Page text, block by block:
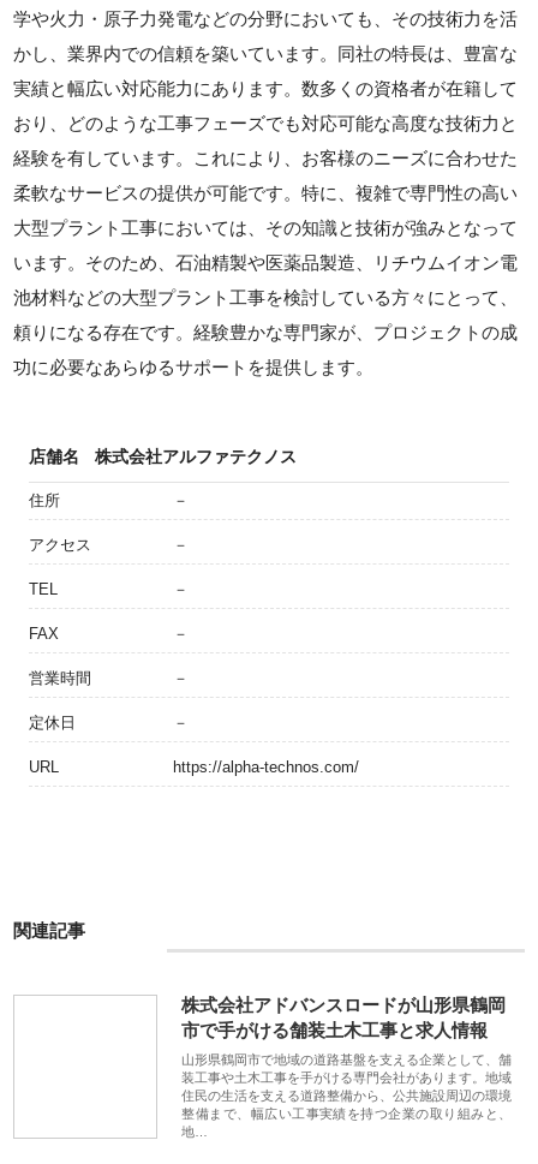
学や火力・原子力発電などの分野においても、その技術力を活
かし、業界内での信頼を築いています。同社の特長は、豊富な
実績と幅広い対応能力にあります。数多くの資格者が在籍して
おり、どのような工事フェーズでも対応可能な高度な技術力と
経験を有しています。これにより、お客様のニーズに合わせた
柔軟なサービスの提供が可能です。特に、複雑で専門性の高い
大型プラント工事においては、その知識と技術が強みとなって
います。そのため、石油精製や医薬品製造、リチウムイオン電
池材料などの大型プラント工事を検討している方々にとって、
頼りになる存在です。経験豊かな専門家が、プロジェクトの成
功に必要なあらゆるサポートを提供します。
店舗名 株式会社アルファテクノス
住所 －
アクセス －
TEL －
FAX －
営業時間 －
定休日 －
URL https://alpha-technos.com/
関連記事
株式会社アドバンスロードが山形県鶴岡
市で手がける舗装土木工事と求人情報
山形県鶴岡市で地域の道路基盤を支える企業として、舗
装工事や土木工事を手がける専門会社があります。地域
住民の生活を支える道路整備から、公共施設周辺の環境
整備まで、幅広い工事実績を持つ企業の取り組みと、
地…